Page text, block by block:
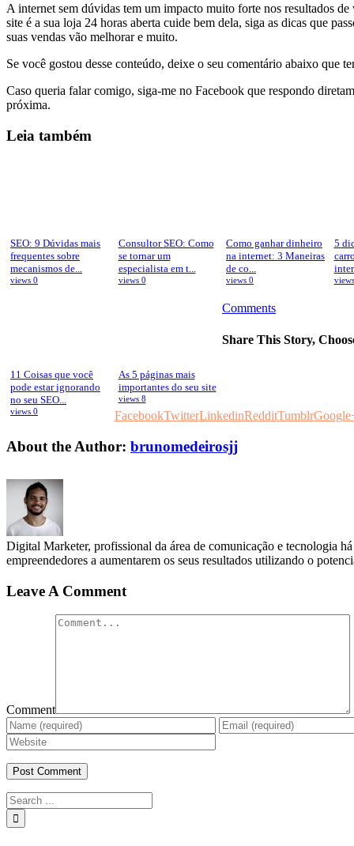
A internet sem dúvidas tem um impacto muito forte nos resultados de
site é a sua loja 24 horas aberta cuide bem dela, siga as dicas que
suas vendas vão melhorar e muito.
Se você gostou desse conteúdo, deixe o seu comentário abaixo que
Caso queria falar comigo, siga-me no Facebook que respondo
próxima.
Leia também
SEO: 9 Dúvidas mais
frequentes sobre
mecanismos de...
views 0
Consultor SEO: Como
se tornar um
especialista em t...
views 0
Como ganhar dinheiro
na internet: 3 Maneiras
de co...
views 0
5
11 Coisas que você
pode estar ignorando
no seu SEO...
views 0
As 5 páginas mais
importantes do seu site
views 8
Comments
Share This Story,
FacebookTwitterLinkedinRedditTumblr
About the Author: brunomedeirosjj
Digital Marketer, profissional da área de comunicação e tecnologia há
empreendedores a aumentarem os seus resultados utilizando o
Leave A Comment
Comment